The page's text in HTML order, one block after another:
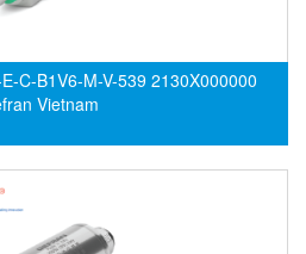
C-B1V6-M-V-539 2130X000000
Vietnam